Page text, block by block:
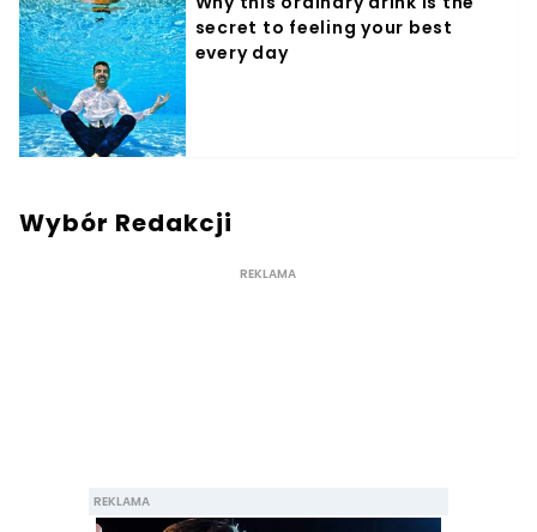
Wybór Redakcji